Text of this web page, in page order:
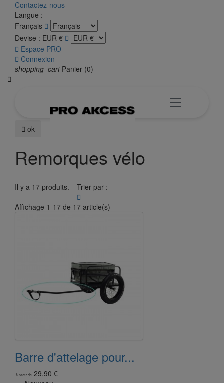
Contactez-nous
Langue :
Français 
Devise : EUR € 
 Espace PRO
 Connexion
shopping_cart Panier (0)

 ok
Remorques vélo
Il y a 17 produits.
Trier par :

Affichage 1-17 de 17 article(s)
Barre d'attelage pour...
à partir de 29,90 €